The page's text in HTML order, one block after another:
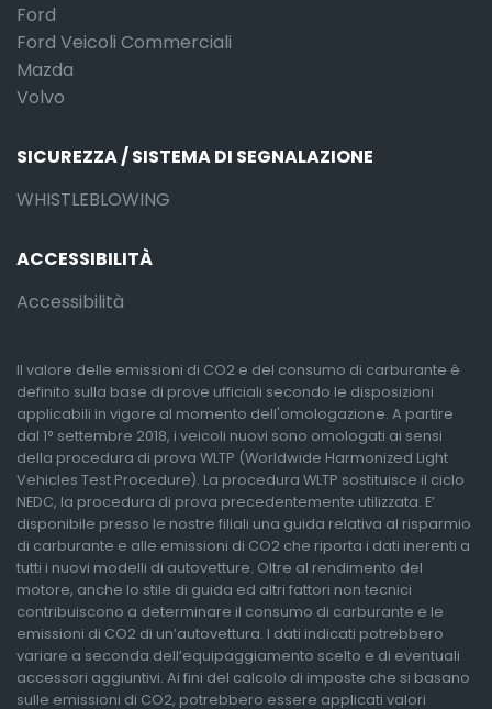
Ford
Ford Veicoli Commerciali
Mazda
Volvo
SICUREZZA / SISTEMA DI SEGNALAZIONE
WHISTLEBLOWING
ACCESSIBILITÀ
Accessibilità
Il valore delle emissioni di CO2 e del consumo di carburante è
definito sulla base di prove ufficiali secondo le disposizioni
applicabili in vigore al momento dell'omologazione. A partire
dal 1° settembre 2018, i veicoli nuovi sono omologati ai sensi
della procedura di prova WLTP (Worldwide Harmonized Light
Vehicles Test Procedure). La procedura WLTP sostituisce il ciclo
NEDC, la procedura di prova precedentemente utilizzata. E’
disponibile presso le nostre filiali una guida relativa al risparmio
di carburante e alle emissioni di CO2 che riporta i dati inerenti a
tutti i nuovi modelli di autovetture. Oltre al rendimento del
motore, anche lo stile di guida ed altri fattori non tecnici
contribuiscono a determinare il consumo di carburante e le
emissioni di CO2 di un’autovettura. I dati indicati potrebbero
variare a seconda dell’equipaggiamento scelto e di eventuali
accessori aggiuntivi. Ai fini del calcolo di imposte che si basano
sulle emissioni di CO2, potrebbero essere applicati valori